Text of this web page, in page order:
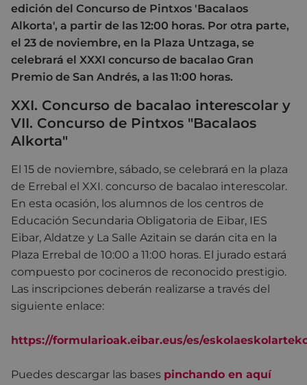
edición del Concurso de Pintxos 'Bacalaos
Alkorta', a partir de las 12:00 horas. Por otra parte,
el 23 de noviembre, en la Plaza Untzaga, se
celebrará el XXXI concurso de bacalao Gran
Premio de San Andrés, a las 11:00 horas.
XXI. Concurso de bacalao interescolar y
VII. Concurso de Pintxos "Bacalaos
Alkorta"
El 15 de noviembre, sábado, se celebrará en la plaza
de Errebal el XXI. concurso de bacalao interescolar.
En esta ocasión, los alumnos de los centros de
Educación Secundaria Obligatoria de Eibar, IES
Eibar, Aldatze y La Salle Azitain se darán cita en la
Plaza Errebal de 10:00 a 11:00 horas. El jurado estará
compuesto por cocineros de reconocido prestigio.
Las inscripciones deberán realizarse a través del
siguiente enlace:
https://formularioak.eibar.eus/es/
Puedes descargar las bases pinchando en aquí